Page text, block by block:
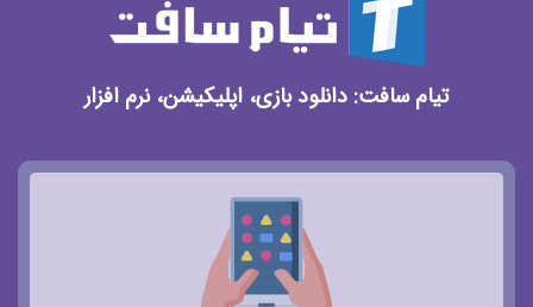
تیام سافت: دانلود بازی، اپلیکیشن، نرم افزار